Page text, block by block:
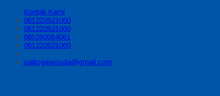
Kontak Kami
081222821060
081222821060
085280084081
081222821060
jualtogawisuda@gmail.com